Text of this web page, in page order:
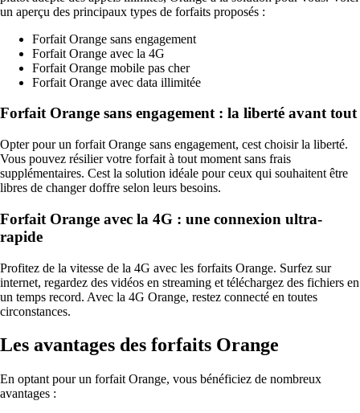
un aperçu des principaux types de forfaits proposés :
Forfait Orange sans engagement
Forfait Orange avec la 4G
Forfait Orange mobile pas cher
Forfait Orange avec data illimitée
Forfait Orange sans engagement : la liberté avant tout
Opter pour un forfait Orange sans engagement, cest choisir la liberté.
Vous pouvez résilier votre forfait à tout moment sans frais
supplémentaires. Cest la solution idéale pour ceux qui souhaitent être
libres de changer doffre selon leurs besoins.
Forfait Orange avec la 4G : une connexion ultra-
rapide
Profitez de la vitesse de la 4G avec les forfaits Orange. Surfez sur
internet, regardez des vidéos en streaming et téléchargez des fichiers en
un temps record. Avec la 4G Orange, restez connecté en toutes
circonstances.
Les avantages des forfaits Orange
En optant pour un forfait Orange, vous bénéficiez de nombreux
avantages :